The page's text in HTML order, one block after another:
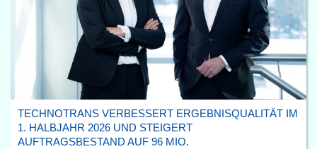
TECHNOTRANS VERBESSERT ERGEBNISQUALITÄT IM
1. HALBJAHR 2026 UND STEIGERT
AUFTRAGSBESTAND AUF 96 MIO.